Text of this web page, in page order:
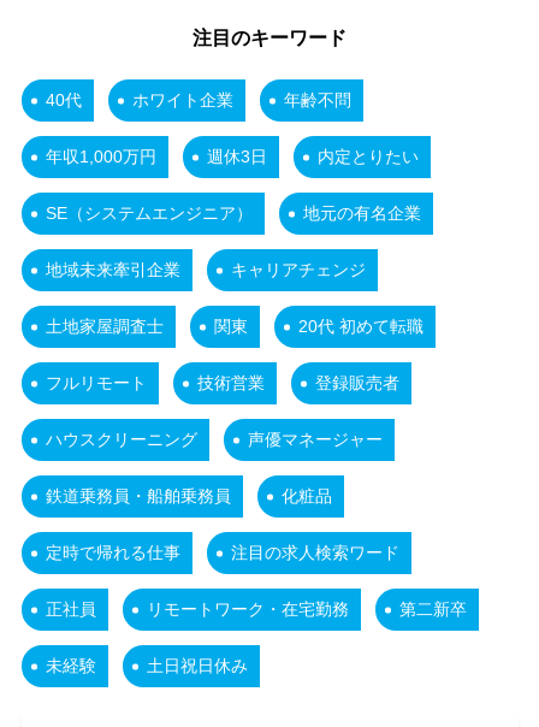
注目のキーワード
40代 ホワイト企業 年齢不問
年収1,000万円 週休3日 内定とりたい
SE（システムエンジニア） 地元の有名企業
地域未来牽引企業 キャリアチェンジ
土地家屋調査士 関東 20代 初めて転職
フルリモート 技術営業 登録販売者
ハウスクリーニング 声優マネージャー
鉄道乗務員・船舶乗務員 化粧品
定時で帰れる仕事 注目の求人検索ワード
正社員 リモートワーク・在宅勤務 第二新卒
未経験 土日祝日休み